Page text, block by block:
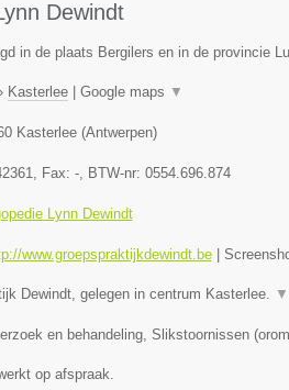
Dewindt
in de plaats Bergilers en in de provincie
Kasterlee| Google maps ▼
Kasterlee(Antwerpen)
, Fax: -, BTW-nr: 0554.696.874
Lynn Dewindt
www.groepspraktijkdewindt.be|
Dewindt, gelegen in centrum Kasterlee. ▼
en behandeling, Slikstoornissen
op afspraak.